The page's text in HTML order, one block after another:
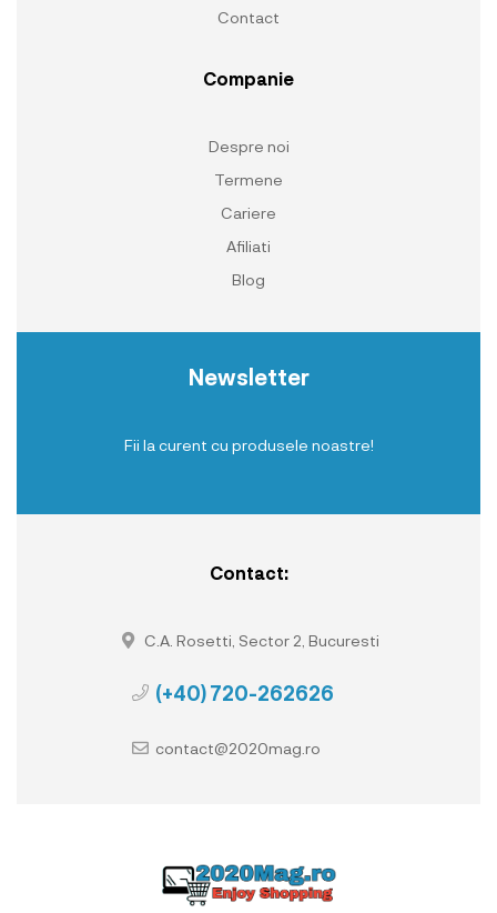
Contact
Companie
Despre noi
Termene
Cariere
Afiliati
Blog
Newsletter
Fii la curent cu produsele noastre!
Contact:
C.A. Rosetti, Sector 2, Bucuresti
(+40) 720-262626
contact@2020mag.ro